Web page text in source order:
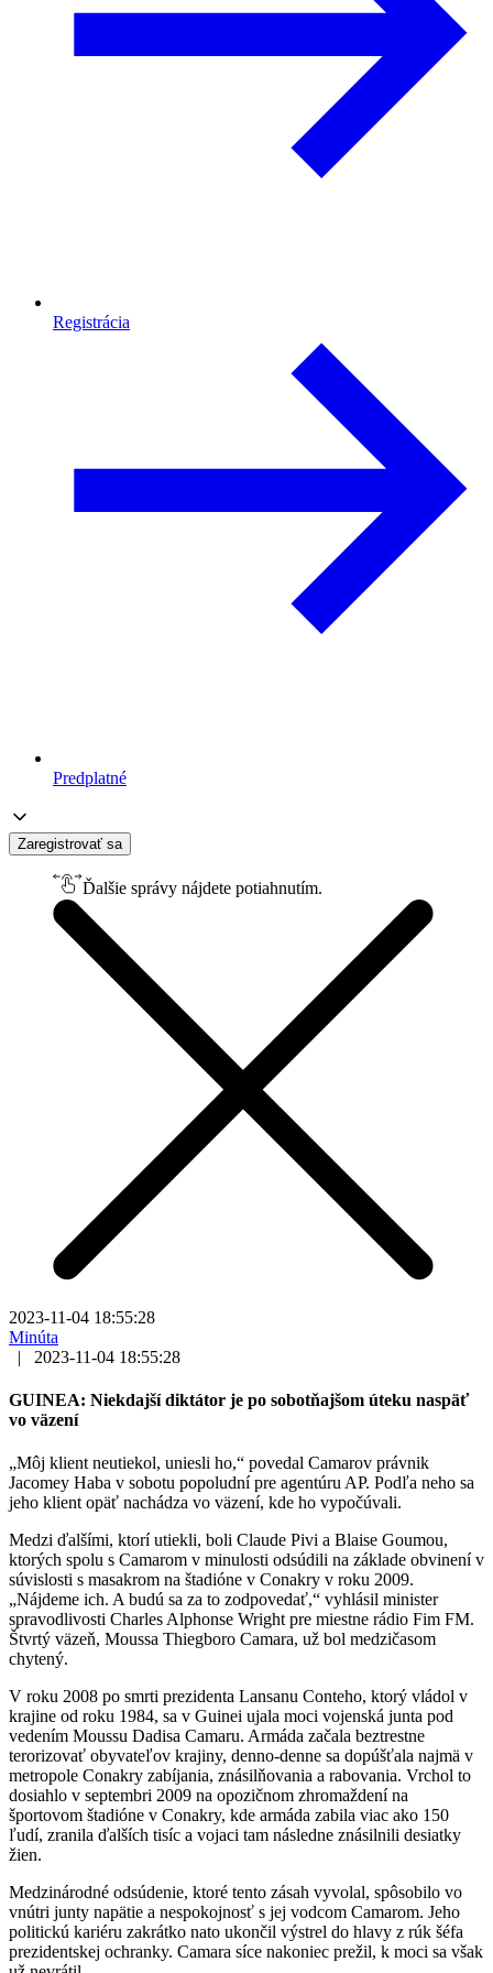
Registrácia
Predplatné
Zaregistrovať sa
Ďalšie správy nájdete potiahnutím.
2023-11-04 18:55:28
Minúta
|
2023-11-04 18:55:28
GUINEA: Niekdajší diktátor je po sobotňajšom úteku naspäť
vo väzení
„Môj klient neutiekol, uniesli ho,“ povedal Camarov právnik
Jacomey Haba v sobotu popoludní pre agentúru AP. Podľa neho sa
jeho klient opäť nachádza vo väzení, kde ho vypočúvali.
Medzi ďalšími, ktorí utiekli, boli Claude Pivi a Blaise Goumou,
ktorých spolu s Camarom v minulosti odsúdili na základe obvinení v
súvislosti s masakrom na štadióne v Conakry v roku 2009.
„Nájdeme ich. A budú sa za to zodpovedať,“ vyhlásil minister
spravodlivosti Charles Alphonse Wright pre miestne rádio Fim FM.
Štvrtý väzeň, Moussa Thiegboro Camara, už bol medzičasom
chytený.
V roku 2008 po smrti prezidenta Lansanu Conteho, ktorý vládol v
krajine od roku 1984, sa v Guinei ujala moci vojenská junta pod
vedením Moussu Dadisa Camaru. Armáda začala beztrestne
terorizovať obyvateľov krajiny, denno-denne sa dopúšťala najmä v
metropole Conakry zabíjania, znásilňovania a rabovania. Vrchol to
dosiahlo v septembri 2009 na opozičnom zhromaždení na
športovom štadióne v Conakry, kde armáda zabila viac ako 150
ľudí, zranila ďalších tisíc a vojaci tam následne znásilnili desiatky
žien.
Medzinárodné odsúdenie, ktoré tento zásah vyvolal, spôsobilo vo
vnútri junty napätie a nespokojnosť s jej vodcom Camarom. Jeho
politickú kariéru zakrátko nato ukončil výstrel do hlavy z rúk šéfa
prezidentskej ochranky. Camara síce nakoniec prežil, k moci sa však